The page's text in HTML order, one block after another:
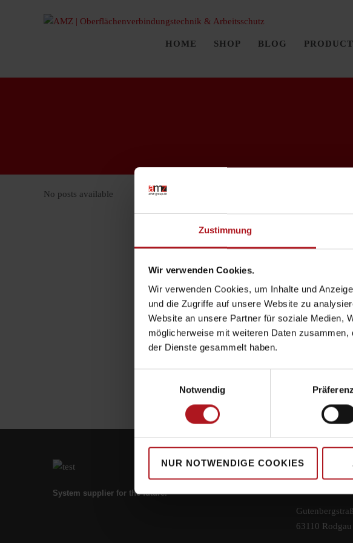
Zustimmung
Wir verwenden Cookies.
Wir verwenden Cookies, um Inhalte und
und die Zugriffe auf unsere Website zu
Website an unsere Partner für soziale Medien,
möglicherweise mit weiteren Daten
der Dienste gesammelt haben.
Notwendig
NUR NOTWENDIGE COOKIES
HOME SHOP BLOG
No posts available
System supplier for the future.
Our
63110 Rodgau